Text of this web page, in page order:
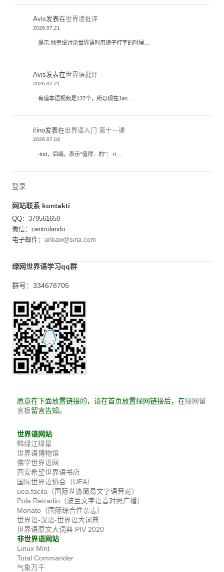
Avis发表在世界语批评
2026.07.21
提示:他兽设讨论世界语时用旗子打字的时候…
Avis发表在世界语批评
2026.07.21
有道本语视频是137个，所以现在Jan …
ĉino发表在世界语入门 第十一课
2026.07.03
-ind，后缀，表示“值得…的”： ri…
登录
网站联系 kontakti
QQ：379561659
微信：centrolando
电子邮件： ankaw@sina.com
绿网世界语学习qq群
群号：334678705
愿意在下面放置链接的，请在首页放置绿网链接后，在绿网留
言板留言告知。
世界语网站
鸭绿江绿星
世界语博物馆
佛学世界语网
西安希望世界语书店
国际世界语协会（UEA）
uea.facila（国际世协简易文字语音对）
Pola Retradio（波兰文字语音对照广播）
Monato（国际综合性杂志）
世界语-汉语-世界语大词典
世界语原文大词典 PIV 2020
非世界语网站
Linux Mint
Total Commander
气象万千